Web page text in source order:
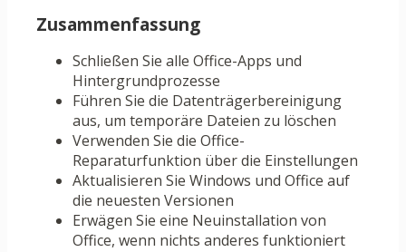
Zusammenfassung
Schließen Sie alle Office-Apps und
Hintergrundprozesse
Führen Sie die Datenträgerbereinigung
aus, um temporäre Dateien zu löschen
Verwenden Sie die Office-
Reparaturfunktion über die Einstellungen
Aktualisieren Sie Windows und Office auf
die neuesten Versionen
Erwägen Sie eine Neuinstallation von
Office, wenn nichts anderes funktioniert